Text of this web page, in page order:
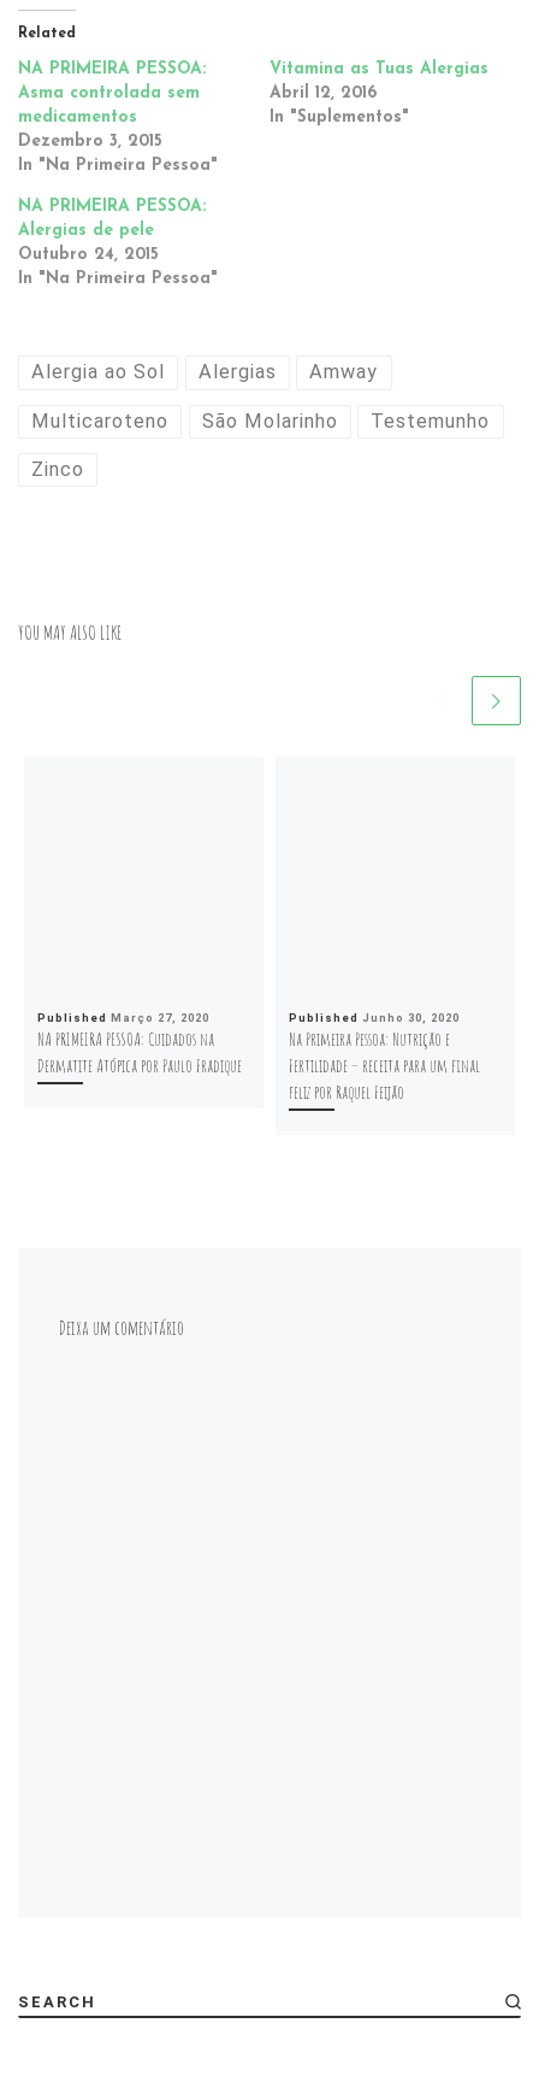
Related
NA PRIMEIRA PESSOA:
Asma controlada sem
medicamentos
Dezembro 3, 2015
In "Na Primeira Pessoa"
Vitamina as Tuas Alergias
Abril 12, 2016
In "Suplementos"
NA PRIMEIRA PESSOA:
Alergias de pele
Outubro 24, 2015
In "Na Primeira Pessoa"
Alergia ao Sol Alergias Amway
Multicaroteno São Molarinho Testemunho
Zinco
YOU MAY ALSO LIKE
Published Março 27, 2020
NA PRIMEIRA PESSOA: Cuidados na
Dermatite Atópica por Paulo Fradique
Published Junho 30, 2020
Na Primeira Pessoa: Nutrição e
Fertilidade – receita para um final
feliz por Raquel Feijão
Deixa um comentário
SEARCH